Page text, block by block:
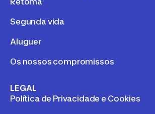
Segunda vida
Aluguer
Os nossos compromissos
LEGAL
Política de Privacidade e Cookies